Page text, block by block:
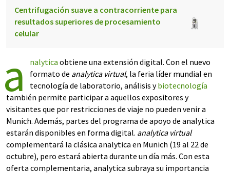
Centrifugación suave a contracorriente para
resultados superiores de procesamiento
celular
a nalytica obtiene una extensión digital. Con el nuevo
formato de analytica virtual, la feria líder mundial en
tecnología de laboratorio, análisis ybiotecnología
también permite participar a aquellos expositores y
visitantes que por restricciones de viaje no pueden venir a
Munich. Además, partes del programa de apoyo de analytica
estarán disponibles en forma digital. analytica virtual
complementará la clásica analytica en Munich (19 al 22 de
octubre), pero estará abierta durante un día más. Con esta
oferta complementaria, analytica subraya su importancia